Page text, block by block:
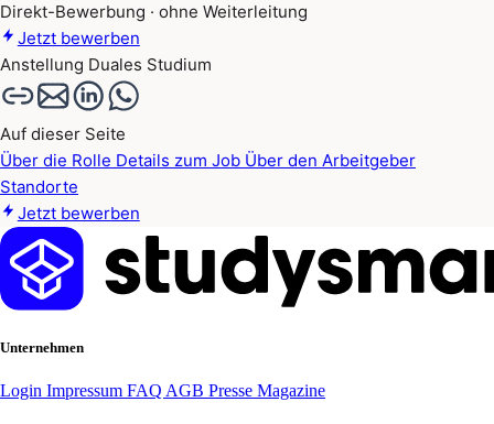
Direkt-Bewerbung · ohne Weiterleitung
Jetzt bewerben
Anstellung Duales Studium
Auf dieser Seite
Über die Rolle Details zum Job Über den Arbeitgeber
Standorte
Jetzt bewerben
Unternehmen
Login Impressum FAQ AGB Presse Magazine